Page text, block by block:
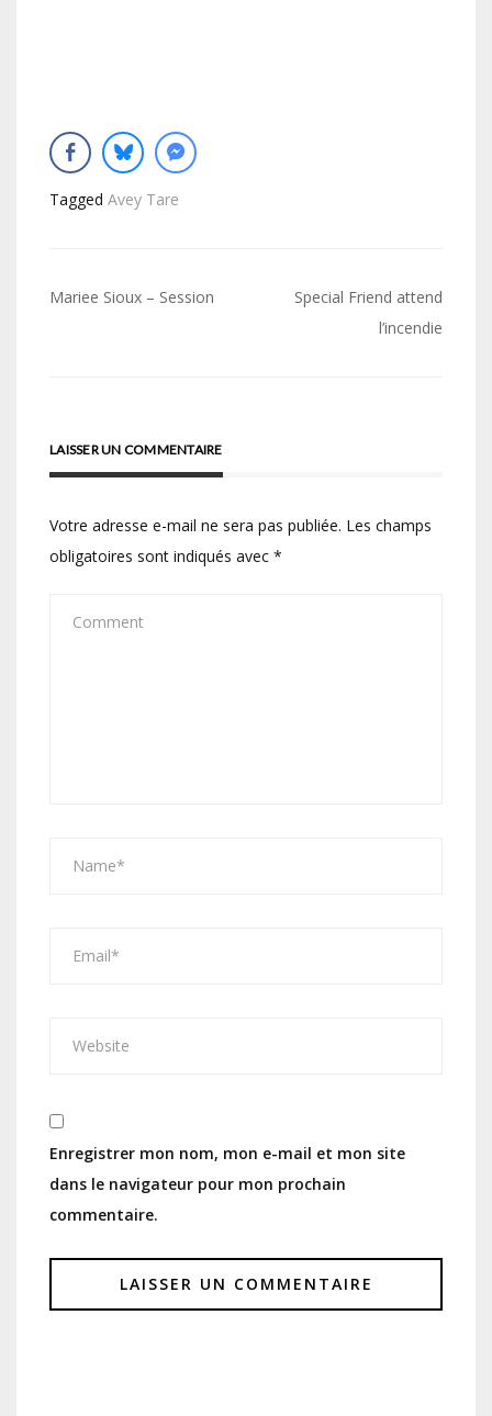
Tagged Avey Tare
Navigation
Mariee Sioux – Session
Special Friend attend
l’incendie
LAISSER UN COMMENTAIRE
Votre adresse e-mail ne sera pas publiée. Les champs
obligatoires sont indiqués avec *
Enregistrer mon nom, mon e-mail et mon site
dans le navigateur pour mon prochain
commentaire.